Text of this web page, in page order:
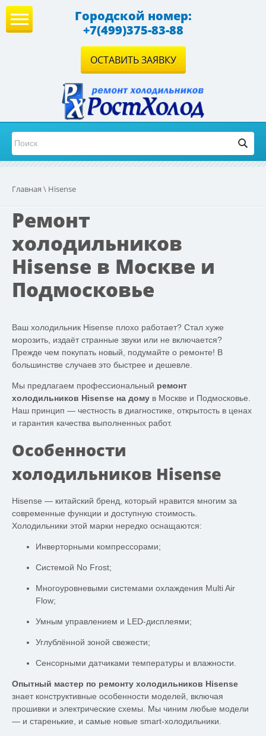
Городской номер:
+7(499)375-83-88
ОСТАВИТЬ ЗАЯВКУ
Главная \ Hisense
Ремонт
холодильников
Hisense в Москве и
Подмосковье
Ваш холодильник Hisense плохо работает? Стал хуже
морозить, издаёт странные звуки или не включается?
Прежде чем покупать новый, подумайте о ремонте! В
большинстве случаев это быстрее и дешевле.
Мы предлагаем профессиональный ремонт
холодильников Hisense на дому в Москве и Подмосковье.
Наш принцип — честность в диагностике, открытость в ценах
и гарантия качества выполненных работ.
Особенности
холодильников Hisense
Hisense — китайский бренд, который нравится многим за
современные функции и доступную стоимость.
Холодильники этой марки нередко оснащаются:
Инверторными компрессорами;
Системой No Frost;
Многоуровневыми системами охлаждения Multi Air
Flow;
Умным управлением и LED-дисплеями;
Углублённой зоной свежести;
Сенсорными датчиками температуры и влажности.
Опытный мастер по ремонту холодильников Hisense
знает конструктивные особенности моделей, включая
прошивки и электрические схемы. Мы чиним любые модели
— и старенькие, и самые новые smart-холодильники.